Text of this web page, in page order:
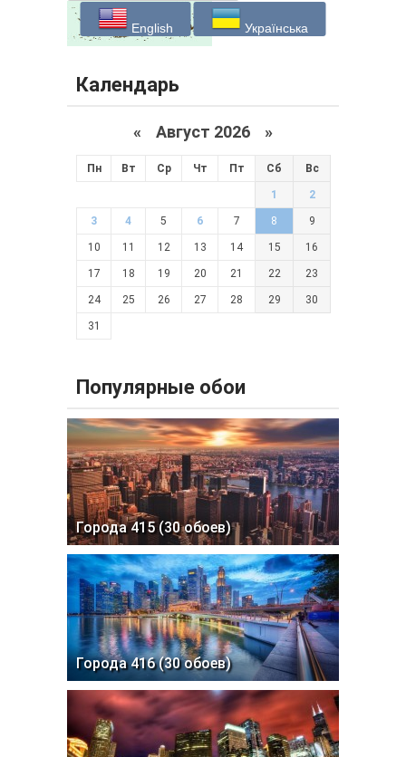
English Українська
Календарь
« Август 2026 »
Пн Вт Ср Чт Пт Сб Вс
1 2
3 4 5 6 7 8 9
10 11 12 13 14 15 16
17 18 19 20 21 22 23
24 25 26 27 28 29 30
31
Популярные обои
Города 415 (30 обоев)
Города 416 (30 обоев)